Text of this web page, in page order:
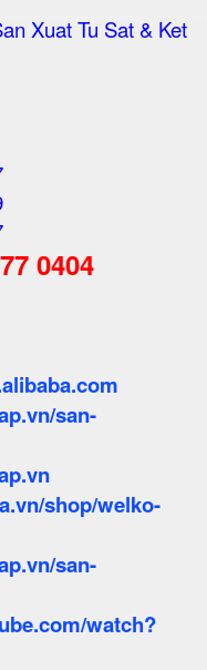
Xuat Tu Sat & Ket
0404
san-
shop/welko-
san-
watch?